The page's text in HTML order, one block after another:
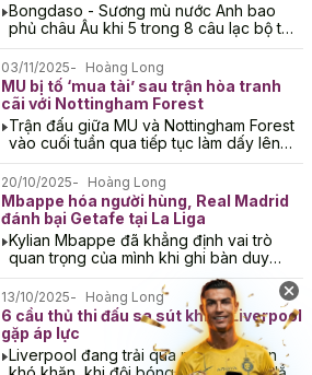
Bongdaso - Sương mù nước Anh bao
phủ châu Âu khi 5 trong 8 câu lạc bộ từ
Ngoại hạng Anh giành vé vào vòng...
03/11/2025 Hoàng Long
MU bị tố ‘mua tài’ sau trận hòa tranh
cãi với Nottingham Forest
Trận đấu giữa MU và Nottingham Forest
vào cuối tuần qua tiếp tục làm dấy lên
làn sóng chỉ trích công tác trọng tài tại...
20/10/2025 Hoàng Long
Mbappe hóa người hùng, Real Madrid
đánh bại Getafe tại La Liga
Kylian Mbappe đã khẳng định vai trò
quan trọng của mình khi ghi bàn duy
nhất ở phút 80, mang về chiến thắng tối
thiểu...
13/10/2025 Hoàng Long
6 cầu thủ thi đấu sa sút khiến Liverpool
gặp áp lực
Liverpool đang trải qua một giai đoạn